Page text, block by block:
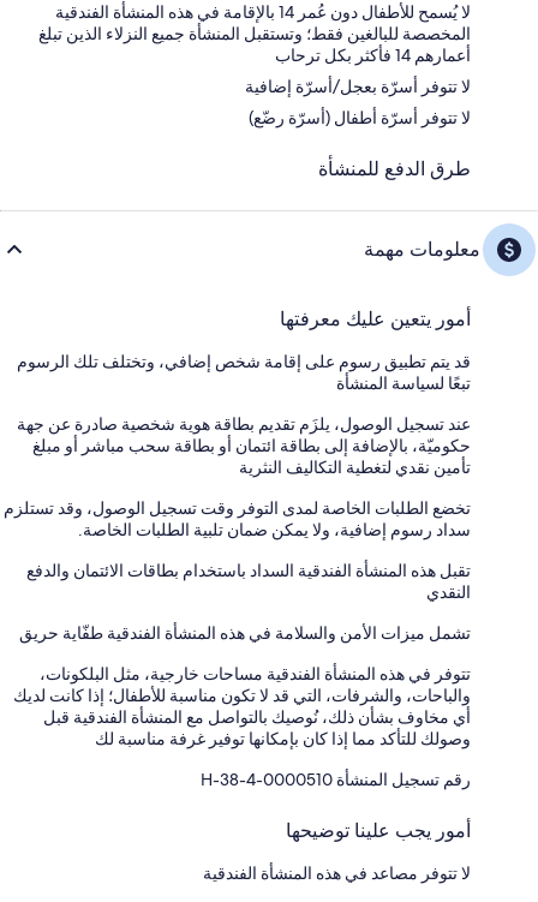
لا يُسمح للأطفال دون عُمر 14 بالإقامة في هذه المنشأة الفندقية
المخصصة للبالغين فقط؛ وتستقبل المنشأة جميع النزلاء الذين تبلغ
أعمارهم 14 فأكثر بكل ترحاب
لا تتوفر أسرّة بعجل/أسرّة إضافية
لا تتوفر أسرّة أطفال (أسرّة رضّع)
طرق الدفع للمنشأة
معلومات مهمة
أمور يتعين عليك معرفتها
قد يتم تطبيق رسوم على إقامة شخص إضافي، وتختلف تلك الرسوم
تبعًا لسياسة المنشأة
عند تسجيل الوصول، يلزَم تقديم بطاقة هوية شخصية صادرة عن جهة
حكوميّة، بالإضافة إلى بطاقة ائتمان أو بطاقة سحب مباشر أو مبلغ
تأمين نقدي لتغطية التكاليف النثرية
تخضع الطلبات الخاصة لمدى التوفر وقت تسجيل الوصول، وقد تستلزم
سداد رسوم إضافية، ولا يمكن ضمان تلبية الطلبات الخاصة.
تقبل هذه المنشأة الفندقية السداد باستخدام بطاقات الائتمان والدفع
النقدي
تشمل ميزات الأمن والسلامة في هذه المنشأة الفندقية طفّاية حريق
تتوفر في هذه المنشأة الفندقية مساحات خارجية، مثل البلكونات،
والباحات، والشرفات، التي قد لا تكون مناسبة للأطفال؛ إذا كانت لديك
أي مخاوف بشأن ذلك، نُوصيك بالتواصل مع المنشأة الفندقية قبل
وصولك للتأكد مما إذا كان بإمكانها توفير غرفة مناسبة لك
رقم تسجيل المنشأة ⁦H-38-4-0000510⁩
أمور يجب علينا توضيحها
لا تتوفر مصاعد في هذه المنشأة الفندقية